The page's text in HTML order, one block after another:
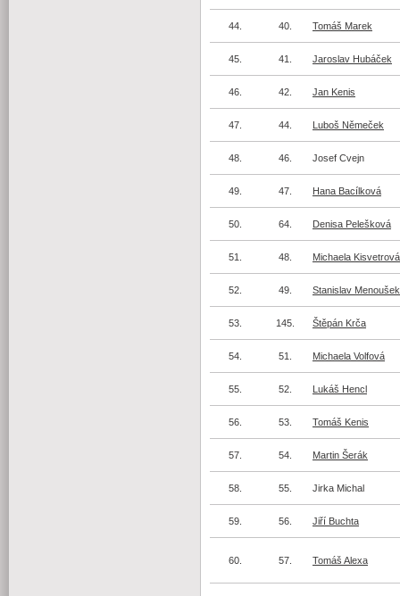
44. 40. Tomáš Marek
45. 41. Jaroslav Hubáček
46. 42. Jan Kenis
47. 44. Luboš Němeček
48. 46. Josef Cvejn
49. 47. Hana Bacílková
50. 64. Denisa Pelešková
51. 48. Michaela Kisvetrová
52. 49. Stanislav Menoušek
53. 145. Štěpán Krča
54. 51. Michaela Volfová
55. 52. Lukáš Hencl
56. 53. Tomáš Kenis
57. 54. Martin Šerák
58. 55. Jirka Michal
59. 56. Jiří Buchta
60. 57. Tomáš Alexa